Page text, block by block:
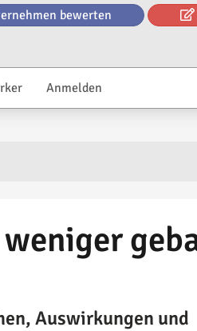
bewerten
Anmelden
Auswirkungen und